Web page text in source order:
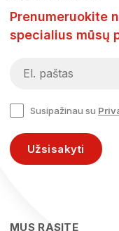
Prenumeruokite
specialius mūsų
Susipažinau su
Užsisakyti
MUS RASITE